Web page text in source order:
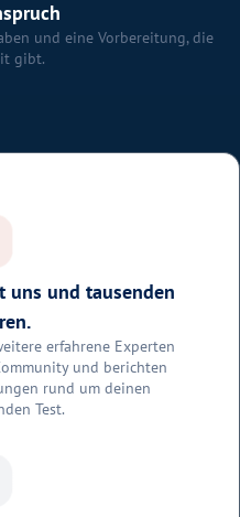
und eine Vorbereitung, die
gibt.
uns und tausenden
erfahrene Experten
und berichten
rund um deinen
Test.